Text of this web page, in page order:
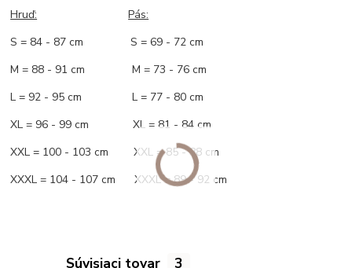
Hruď:
Pás:
S = 84 - 87 cm S = 69 - 72 cm
M = 88 - 91 cm M = 73 - 76 cm
L = 92 - 95 cm L = 77 - 80 cm
XL = 96 - 99 cm XL = 81 - 84 cm
XXL = 100 - 103 cm XXL = 85 - 88 cm
XXXL = 104 - 107 cm XXXL = 89 - 92 cm
Súvisiaci tovar 3